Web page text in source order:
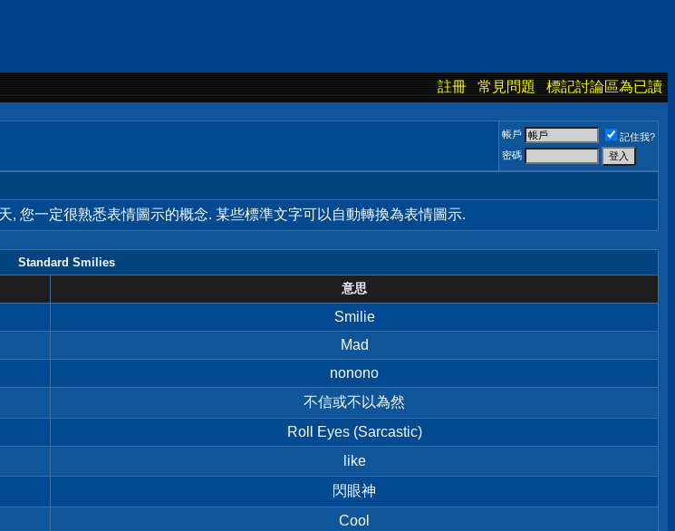
註冊 常見問題 標記討論區為已讀
帳戶
記住我?
密碼
您一定很熟悉表情圖示的概念. 某些標準文字可以自動轉換為表情圖示.
Standard Smilies
意思
Smilie
Mad
nonono
不信或不以為然
Roll Eyes (Sarcastic)
like
閃眼神
Cool